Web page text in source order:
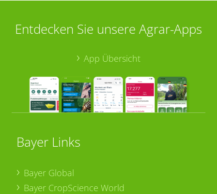
Entdecken Sie unsere Agrar-Apps
App Übersicht
Bayer Links
Bayer Global
Bayer CropScience World